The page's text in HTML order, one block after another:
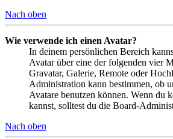
Nach oben
Wie verwende ich einen Avatar?
In deinem persönlichen Bereich
Avatar über eine der folgenden vier
Gravatar, Galerie, Remote oder
Administration kann bestimmen, ob
Avatare benutzen können. Wenn du
kannst, solltest du die Board-
Nach oben